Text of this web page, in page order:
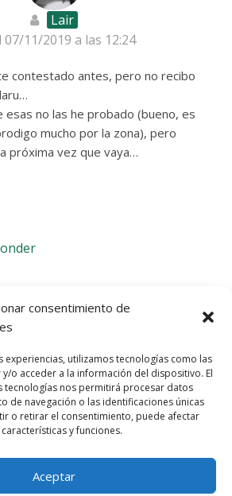
consentimiento de
experiencias, utilizamos tecnologías como las
o acceder a la información del dispositivo. El
tecnologías nos permitirá procesar datos
de navegación o las identificaciones únicas
o retirar el consentimiento, puede afectar
y funciones.
Aceptar
Lair
07/11/2019 a las 12:24
contestado antes, pero no recibo
esas no las he probado (bueno, es
mucho por la zona), pero
próxima vez que vaya…
de Privacidad